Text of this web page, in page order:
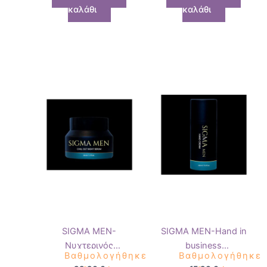
καλάθι
καλάθι
SIGMA MEN-
Νυχτερινός
αναζωογονητικός
Βαθμολογήθηκε
SIGMA MEN-Hand in
business
αναζωογονητική
Βαθμολογήθηκε